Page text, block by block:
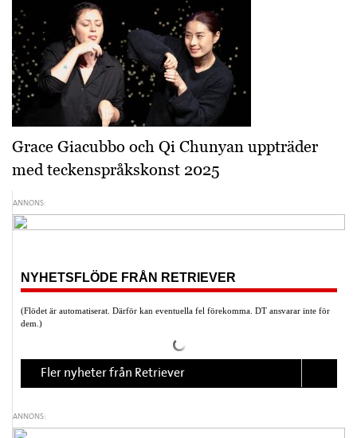
Grace Giacubbo och Qi Chunyan uppträder
med teckenspråkskonst 2025
ANNONS:
NYHETSFLÖDE FRÅN RETRIEVER
(Flödet är automatiserat. Därför kan eventuella fel förekomma. DT ansvarar inte för
dem.)
Fler nyheter från Retriever
ANNONS: